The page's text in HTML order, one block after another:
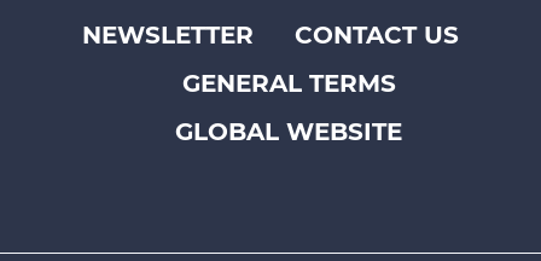
Footer
NEWSLETTER
CONTACT US
GENERAL TERMS
GLOBAL WEBSITE